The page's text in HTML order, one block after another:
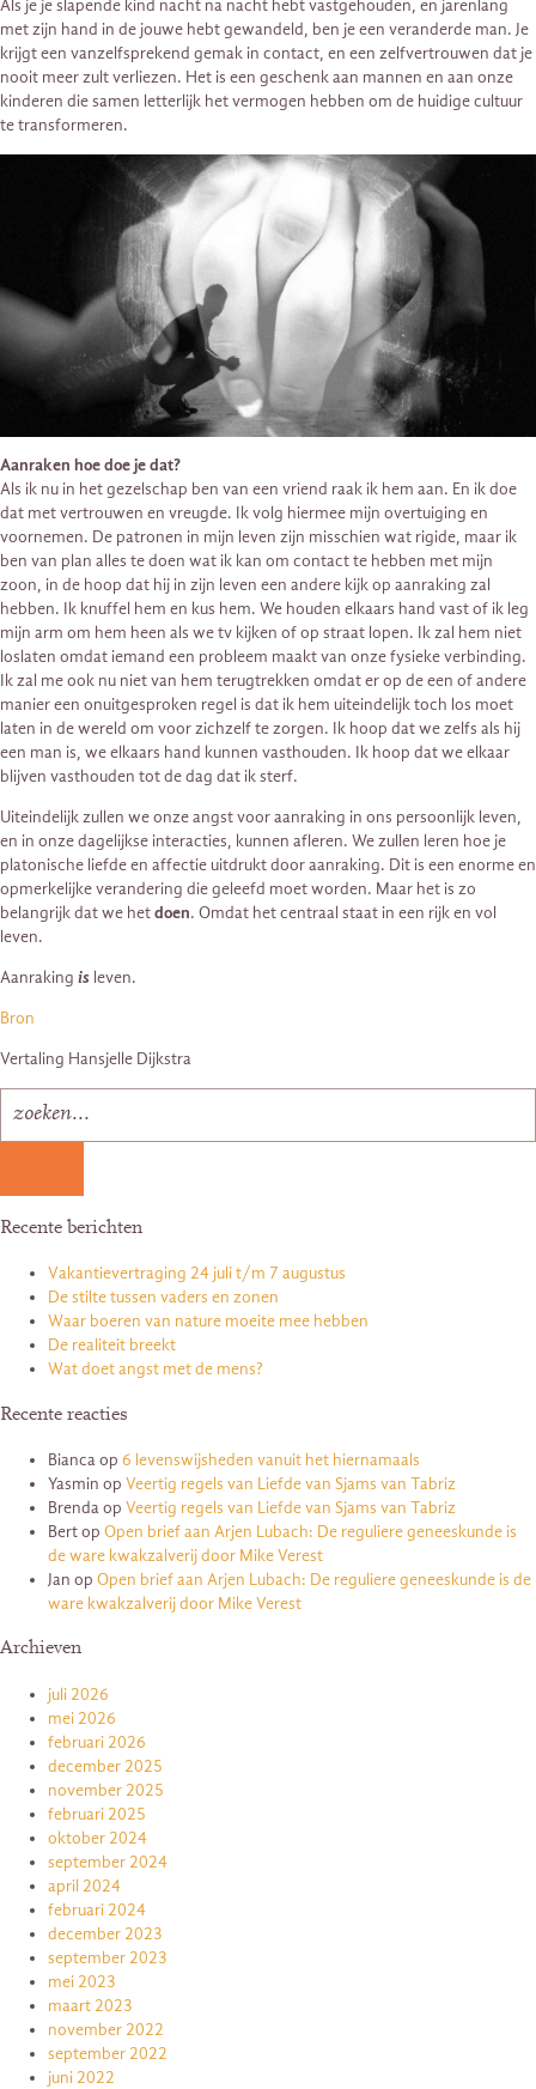
Als je je slapende kind nacht na nacht hebt vastgehouden, en jarenlang
met zijn hand in de jouwe hebt gewandeld, ben je een veranderde man. Je
krijgt een vanzelfsprekend gemak in contact, en een zelfvertrouwen dat je
nooit meer zult verliezen. Het is een geschenk aan mannen en aan onze
kinderen die samen letterlijk het vermogen hebben om de huidige cultuur
te transformeren.
Aanraken hoe doe je dat?
Als ik nu in het gezelschap ben van een vriend raak ik hem aan. En ik doe
dat met vertrouwen en vreugde. Ik volg hiermee mijn overtuiging en
voornemen. De patronen in mijn leven zijn misschien wat rigide, maar ik
ben van plan alles te doen wat ik kan om contact te hebben met mijn
zoon, in de hoop dat hij in zijn leven een andere kijk op aanraking zal
hebben. Ik knuffel hem en kus hem. We houden elkaars hand vast of ik leg
mijn arm om hem heen als we tv kijken of op straat lopen. Ik zal hem niet
loslaten omdat iemand een probleem maakt van onze fysieke verbinding.
Ik zal me ook nu niet van hem terugtrekken omdat er op de een of andere
manier een onuitgesproken regel is dat ik hem uiteindelijk toch los moet
laten in de wereld om voor zichzelf te zorgen. Ik hoop dat we zelfs als hij
een man is, we elkaars hand kunnen vasthouden. Ik hoop dat we elkaar
blijven vasthouden tot de dag dat ik sterf.
Uiteindelijk zullen we onze angst voor aanraking in ons persoonlijk leven,
en in onze dagelijkse interacties, kunnen afleren. We zullen leren hoe je
platonische liefde en affectie uitdrukt door aanraking. Dit is een enorme en
opmerkelijke verandering die geleefd moet worden. Maar het is zo
belangrijk dat we hetdoen. Omdat het centraal staat in een rijk en vol
leven.
Aanraking is leven.
Bron
Vertaling Hansjelle Dijkstra
Recente berichten
Vakantievertraging 24 juli t/m 7 augustus
De stilte tussen vaders en zonen
Waar boeren van nature moeite mee hebben
De realiteit breekt
Wat doet angst met de mens?
Recente reacties
Biancaop 6 levenswijsheden vanuit het hiernamaals
Yasmin op Veertig regels van Liefde van Sjams van Tabriz
Brendaop Veertig regels van Liefde van Sjams van Tabriz
Bertop Open brief aan Arjen Lubach: De reguliere geneeskunde is
de ware kwakzalverij door Mike Verest
Jan op Open brief aan Arjen Lubach: De reguliere geneeskunde is de
ware kwakzalverij door Mike Verest
Archieven
juli 2026
mei 2026
februari 2026
december 2025
november 2025
februari 2025
oktober 2024
september 2024
april 2024
februari 2024
december 2023
september 2023
mei 2023
maart 2023
november 2022
september 2022
juni 2022